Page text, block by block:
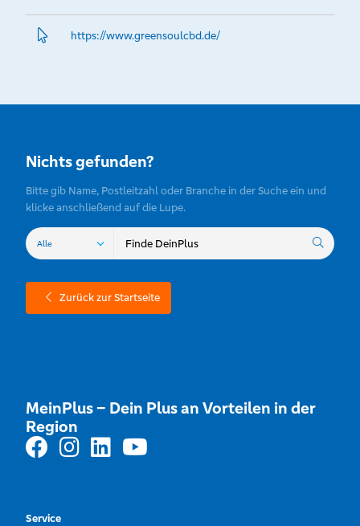
https://www.­greensoulcbd.­de/
Nichts gefunden?
Bitte gib Name, Postleitzahl oder Branche in der Suche ein und
klicke anschließend auf die Lupe.
Zurück zur Startseite
MeinPlus – Dein Plus an Vorteilen in der
Region
Service